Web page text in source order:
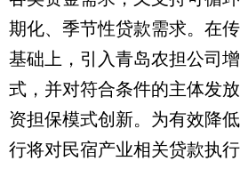
期化、季节性贷款需求。在
基础上，引入青岛农担公司
式，并对符合条件的主体发
资担保模式创新。为有效降
行将对民宿产业相关贷款执